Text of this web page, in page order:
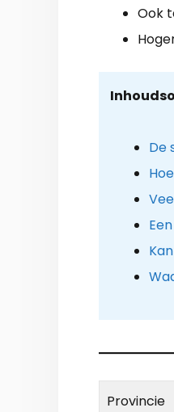
Ook
De
Provincie